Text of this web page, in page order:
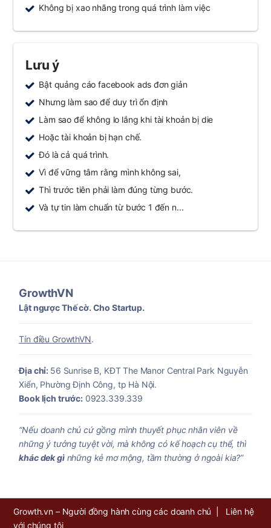
Không bị xao nhãng trong quá trình làm việc
Lưu ý
Bật quảng cáo facebook ads đơn giản
Nhưng làm sao để duy trì ổn định
Làm sao để không lo lắng khi tài khoản bị die
Hoặc tài khoản bị hạn chế.
Đó là cả quá trình.
Vì để vững tâm rằng mình không sai,
Thì trước tiên phải làm đúng từng bước.
Và tự tin làm chuẩn từ bước 1 đến n...
GrowthVN
Lật ngược Thế cờ. Cho Startup.
Tín điều GrowthVN.
Địa chỉ: 56 Sunrise B, KĐT The Manor Central Park Nguyễn
Xiển, Phường Định Công, tp Hà Nội.
Book lịch trước:0923.339.339
“Nếu doanh chủ cứ gồng mình thuyết phục nhân viên về
những ý tưởng tuyệt vời, mà không có kế hoạch cụ thể, thì
khác dek gìnhững kẻ mơ mộng, tầm thường ở ngoài kia?”
Growth.vn – Người đồng hành cùng các doanh chủ |
Liên hệ
với chúng tôi